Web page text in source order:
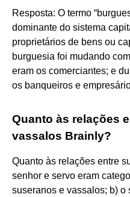
Resposta: O termo
dominante do sistema
proprietários de bens ou
burguesia foi mudando
eram os comerciantes; e
os banqueiros e
Quanto às relações
vassalos Brainly?
Quanto às relações entre
senhor e servo eram
suseranos e vassalos; b) o